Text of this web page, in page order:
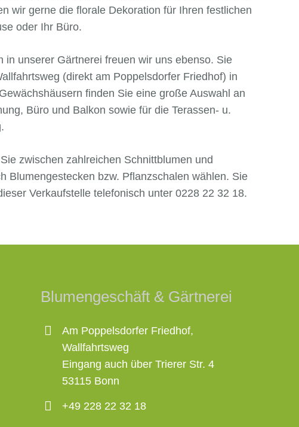
wir gerne die florale Dekoration für Ihren festlichen
oder Ihr Büro.
in unserer Gärtnerei freuen wir uns ebenso. Sie
(direkt am Poppelsdorfer Friedhof) in
finden Sie eine große Auswahl an
Büro und Balkon sowie für die Terassen- u.
zwischen zahlreichen Schnittblumen und
Blumengestecken bzw. Pflanzschalen wählen. Sie
Verkaufstelle telefonisch unter 0228 22 32 18.
Blumengeschäft & Gärtnerei
Am Poppelsdorfer Friedhof,
Wallfahrtsweg
Eingang auch über Trierer Str. 4
53115 Bonn
+49 228 22 32 18